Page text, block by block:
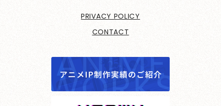
PRIVACY POLICY
CONTACT